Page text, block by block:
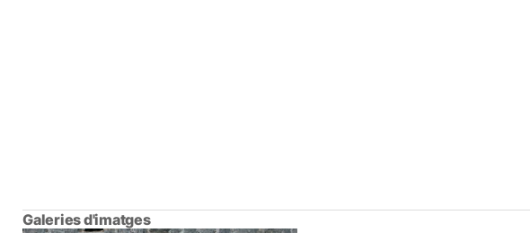
Galeries d'imatges